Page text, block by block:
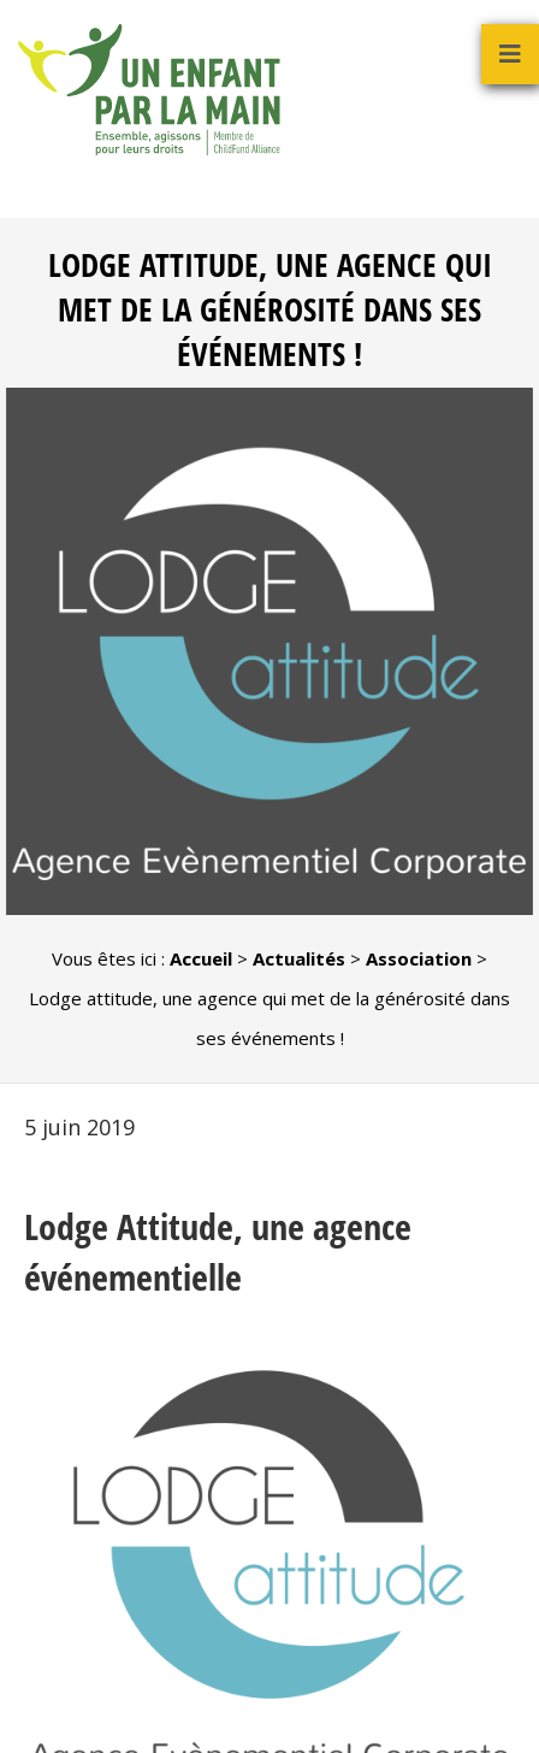
LODGE ATTITUDE, UNE AGENCE QUI
MET DE LA GÉNÉROSITÉ DANS SES
ÉVÉNEMENTS !
Vous êtes ici : Accueil > Actualités > Association >
Lodge attitude, une agence qui met de la générosité dans
ses événements !
5 juin 2019
Lodge Attitude, une agence
événementielle